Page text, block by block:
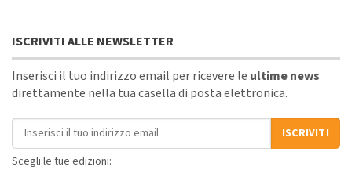
ISCRIVITI ALLE NEWSLETTER
Inserisci il tuo indirizzo email per ricevere le ultime news
direttamente nella tua casella di posta elettronica.
Indirizzo email
ISCRIVITI
Scegli le tue edizioni: